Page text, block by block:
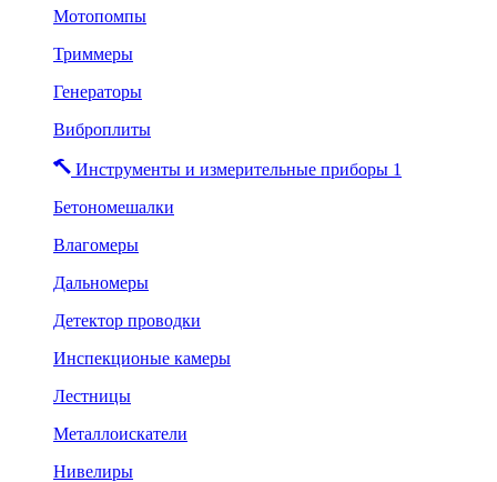
Мотопомпы
Триммеры
Генераторы
Виброплиты
Инструменты и измерительные приборы 1
Бетономешалки
Влагомеры
Дальномеры
Детектор проводки
Инспекционые камеры
Лестницы
Металлоискатели
Нивелиры